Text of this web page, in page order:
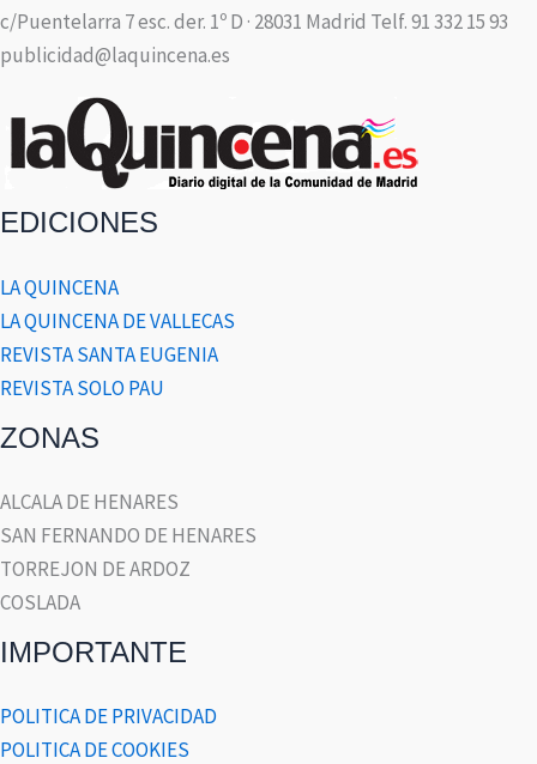
c/Puentelarra 7 esc. der. 1º D · 28031 Madrid Telf. 91 332 15 93
publicidad@laquincena.es
EDICIONES
LA QUINCENA
LA QUINCENA DE VALLECAS
REVISTA SANTA EUGENIA
REVISTA SOLO PAU
ZONAS
ALCALA DE HENARES
SAN FERNANDO DE HENARES
TORREJON DE ARDOZ
COSLADA
IMPORTANTE
POLITICA DE PRIVACIDAD
POLITICA DE COOKIES